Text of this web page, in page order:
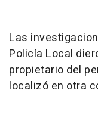
Las
Policía Local
propietario del
localizó en otra